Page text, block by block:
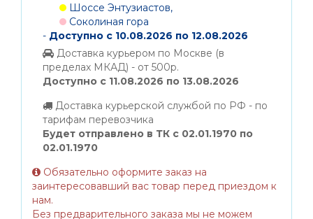
Шоссе Энтузиастов,
Соколиная гора
- Доступно с 10.08.2026 по 12.08.2026
Доставка курьером по Москве (в
пределах МКАД) - от 500р.
Доступно с 11.08.2026 по 13.08.2026
Доставка курьерской службой по РФ - по
тарифам перевозчика
Будет отправлено в ТК с 02.01.1970 по
02.01.1970
Обязательно оформите заказ на
заинтересовавший вас товар перед приездом к
нам.
Без предварительного заказа мы не можем